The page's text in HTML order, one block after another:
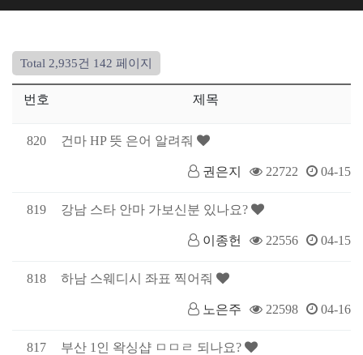
Total 2,935건 142 페이지
번호 제목
820 건마 HP 뜻 은어 알려줘
권은지 22722 04-15
819 강남 스타 안마 가보신분 있나요?
이종헌 22556 04-15
818 하남 스웨디시 좌표 찍어줘
노은주 22598 04-16
817 부산 1인 왁싱샵 ㅁㅁㄹ 되나요?